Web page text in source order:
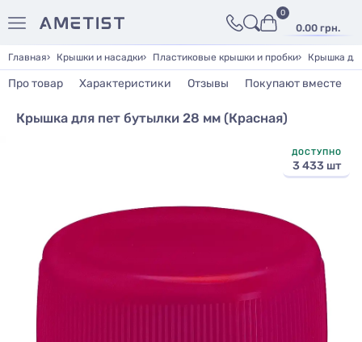
0.00 грн.
0
Главная Крышки и насадки Пластиковые крышки и пробки Крышка
Про товар Характеристики Отзывы Покупают вместе
Крышка для пет бутылки 28 мм (Красная)
ДОСТУПНО
3 433 шт